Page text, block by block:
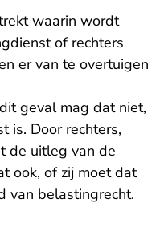
waarin wordt
of rechters
er van te overtuigen
geval mag dat niet,
is. Door rechters,
de uitleg van de
ook, of zij moet dat
van belastingrecht.